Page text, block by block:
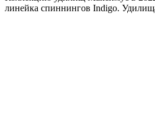
линейка спиннингов Indigo.